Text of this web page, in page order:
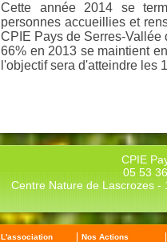
Cette année 2014 se
personnes accueillies et
CPIE Pays de Serres-Vallée
66% en 2013 se maintient
l'objectif sera d'atteindre les
CPIE
05 53
Centre Nature de Lascrozes -
L'association
Nos Actions